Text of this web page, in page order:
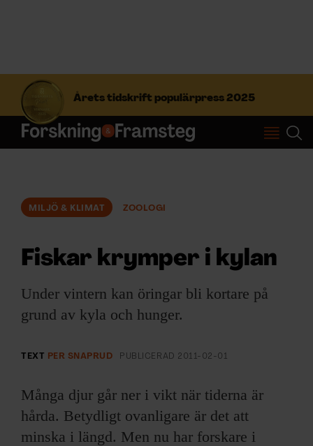
Årets tidskrift populärpress 2025
S
f
t
Prenumerera
ARKIV & E-TIDNING
LYSSNA/PODD
EVENEMANG & RESOR
SHOP
MILJÖ & KLIMAT ZOOLOGI
Fiskar krymper i kylan
Under vintern kan öringar bli kortare på
grund av kyla och hunger.
TEXT PER SNAPRUD PUBLICERAD 2011-02-01
Många djur går ner i vikt när tiderna är
hårda. Betydligt ovanligare är det att
minska i längd. Men nu har forskare i